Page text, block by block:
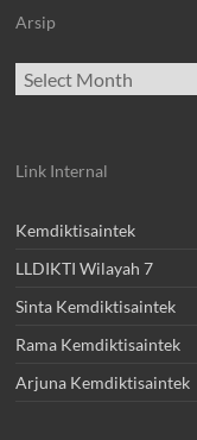
Arsip
Archives
Link Internal
Kemdiktisaintek
LLDIKTI Wilayah 7
Sinta Kemdiktisaintek
Rama Kemdiktisaintek
Arjuna Kemdiktisaintek